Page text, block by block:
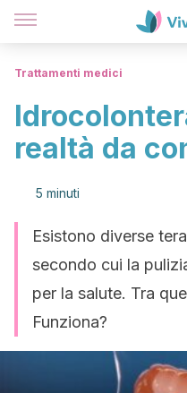
Trattamenti medici
realtà da
5 minuti
Esistono diverse
secondo cui la
per la salute. Tra
Funziona?